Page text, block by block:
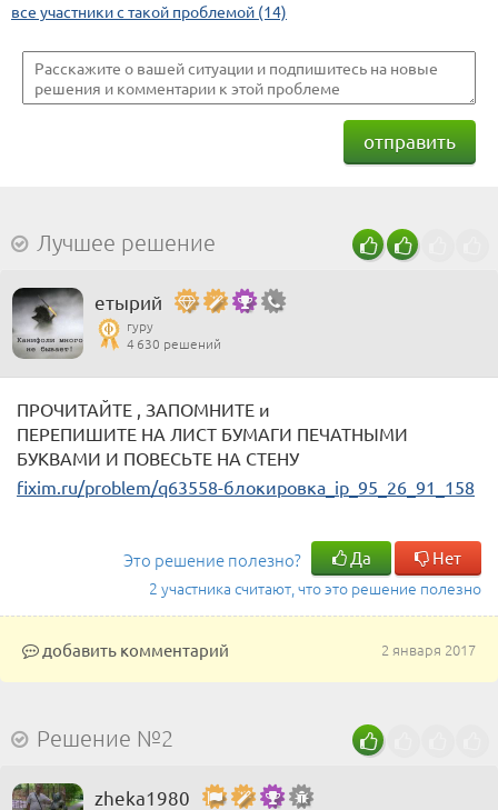
все участники с такой проблемой (14)
отправить
Лучшее решение
етырий
гуру
4 630 решений
ПРОЧИТАЙТЕ , ЗАПОМНИТЕ и
ПЕРЕПИШИТЕ НА ЛИСТ БУМАГИ ПЕЧАТНЫМИ
БУКВАМИ И ПОВЕСЬТЕ НА СТЕНУ
fixim.ru/problem/q63558-блокировка_ip_95_26_91_158
Это решение полезно? Да Нет
2 участника считают, что это решение полезно
2 января 2017
добавить комментарий
Решение №2
zheka1980